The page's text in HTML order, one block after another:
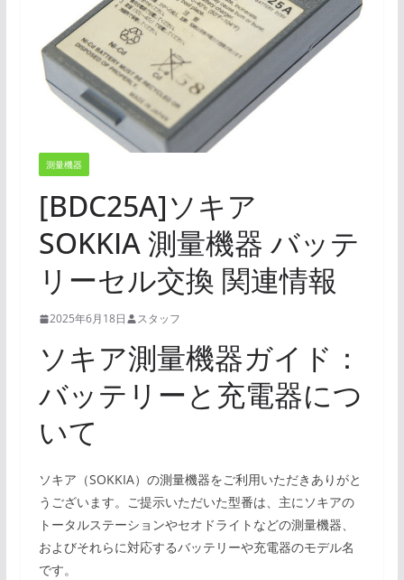
測量機器
[BDC25A]ソキア
SOKKIA 測量機器 バッテ
リーセル交換 関連情報
2025年6月18日 スタッフ
ソキア測量機器ガイド：
バッテリーと充電器につ
いて
ソキア（SOKKIA）の測量機器をご利用いただきありがと
うございます。ご提示いただいた型番は、主にソキアの
トータルステーションやセオドライトなどの測量機器、
およびそれらに対応するバッテリーや充電器のモデル名
です。